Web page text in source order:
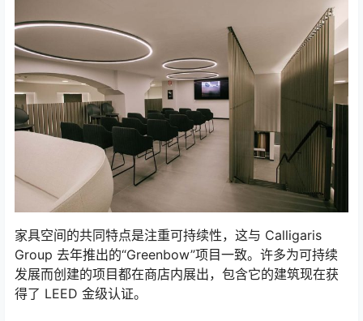
家具空间的共同特点是注重可持续性，这与 Calligaris
Group 去年推出的“Greenbow”项目一致。许多为可持续
发展而创建的项目都在商店内展出，包含它的建筑现在获
得了 LEED 金级认证。